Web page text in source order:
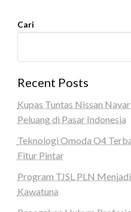
Cari
Recent Posts
Kupas Tuntas Nissan
Peluang di Pasar Indonesia
Teknologi Omoda O4
Fitur Pintar
Program TJSL PLN
Kawatuna